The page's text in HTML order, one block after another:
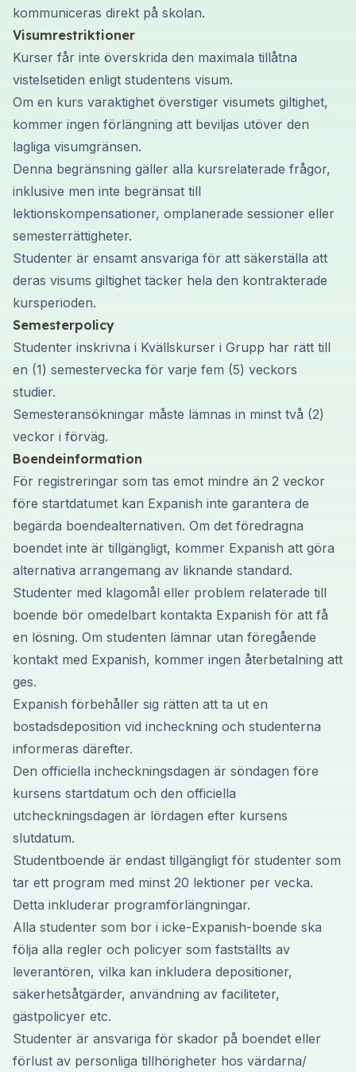
kommuniceras direkt på skolan.
Visumrestriktioner
Kurser får inte överskrida den maximala tillåtna
vistelsetiden enligt studentens visum.
Om en kurs varaktighet överstiger visumets giltighet,
kommer ingen förlängning att beviljas utöver den
lagliga visumgränsen.
Denna begränsning gäller alla kursrelaterade frågor,
inklusive men inte begränsat till
lektionskompensationer, omplanerade sessioner eller
semesterrättigheter.
Studenter är ensamt ansvariga för att säkerställa att
deras visums giltighet täcker hela den kontrakterade
kursperioden.
Semesterpolicy
Studenter inskrivna i Kvällskurser i Grupp har rätt till
en (1) semestervecka för varje fem (5) veckors
studier.
Semesteransökningar måste lämnas in minst två (2)
veckor i förväg.
Boendeinformation
För registreringar som tas emot mindre än 2 veckor
före startdatumet kan Expanish inte garantera de
begärda boendealternativen. Om det föredragna
boendet inte är tillgängligt, kommer Expanish att göra
alternativa arrangemang av liknande standard.
Studenter med klagomål eller problem relaterade till
boende bör omedelbart kontakta Expanish för att få
en lösning. Om studenten lämnar utan föregående
kontakt med Expanish, kommer ingen återbetalning att
ges.
Expanish förbehåller sig rätten att ta ut en
bostadsdeposition vid incheckning och studenterna
informeras därefter.
Den officiella incheckningsdagen är söndagen före
kursens startdatum och den officiella
utcheckningsdagen är lördagen efter kursens
slutdatum.
Studentboende är endast tillgängligt för studenter som
tar ett program med minst 20 lektioner per vecka.
Detta inkluderar programförlängningar.
Alla studenter som bor i icke-Expanish-boende ska
följa alla regler och policyer som fastställts av
leverantören, vilka kan inkludera depositioner,
säkerhetsåtgärder, användning av faciliteter,
gästpolicyer etc.
Studenter är ansvariga för skador på boendet eller
förlust av personliga tillhörigheter hos värdarna/